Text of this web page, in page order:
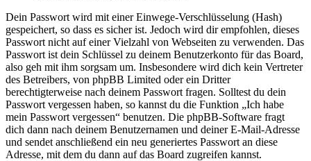
Dein Passwort wird mit einer Einwege-Verschlüsselung (Hash)
gespeichert, so dass es sicher ist. Jedoch wird dir empfohlen, dieses
Passwort nicht auf einer Vielzahl von Webseiten zu verwenden. Das
Passwort ist dein Schlüssel zu deinem Benutzerkonto für das Board,
also geh mit ihm sorgsam um. Insbesondere wird dich kein Vertreter
des Betreibers, von phpBB Limited oder ein Dritter
berechtigterweise nach deinem Passwort fragen. Solltest du dein
Passwort vergessen haben, so kannst du die Funktion „Ich habe
mein Passwort vergessen“ benutzen. Die phpBB-Software fragt
dich dann nach deinem Benutzernamen und deiner E-Mail-Adresse
und sendet anschließend ein neu generiertes Passwort an diese
Adresse, mit dem du dann auf das Board zugreifen kannst.